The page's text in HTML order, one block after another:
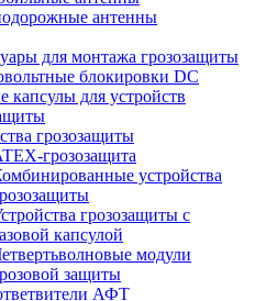
антенны
для монтажа грозозащиты
блокировки DC
капсулы для устройств
грозозащиты
грозозащита
устройства
грозозащиты с
капсулой
модули
защиты
АФТ